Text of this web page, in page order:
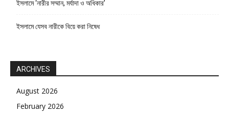
ইসলামে ‘নারীর সম্মান, মর্যাদা ও অধিকার’
ইসলামে যেসব নারীকে বিয়ে করা নিষেধ
ARCHIVES
August 2026
February 2026